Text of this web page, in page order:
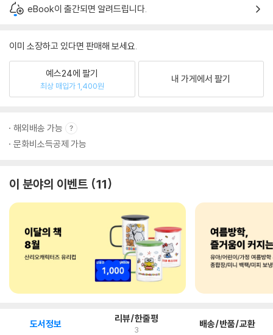
eBook이 출간되면 알려드립니다.
이미 소장하고 있다면 판매해 보세요.
예스24에 팔기
최상 매입가 1,400원
내 가게에서 팔기
해외배송 가능
문화비소득공제 가능
이 분야의 이벤트 11
도서정보 리뷰/한줄평
3 배송/반품/교환